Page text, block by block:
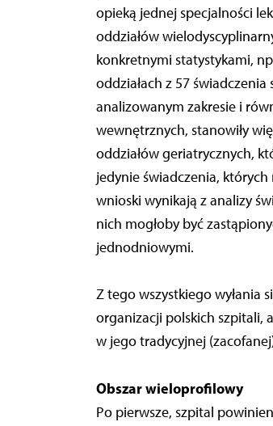
opieką jednej specjalności
oddziałów
konkretnymi statystykami,
oddziałach z 57
analizowanym zakresie i
wewnętrznych, stanowiły
oddziałów geriatrycznych,
jedynie świadczenia,
wnioski wynikają z analizy
nich mogłoby być
jednodniowymi.
Z tego wszystkiego wyłania
organizacji polskich szpitali,
w jego tradycyjnej
Obszar wieloprofilowy
Po pierwsze, szpital